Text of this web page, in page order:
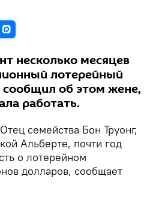
несколько месяцев
лотерейный
об этом жене,
работать.
Отец семейства Бон Труонг,
Альберте, почти год
о лотерейном
долларов, сообщает